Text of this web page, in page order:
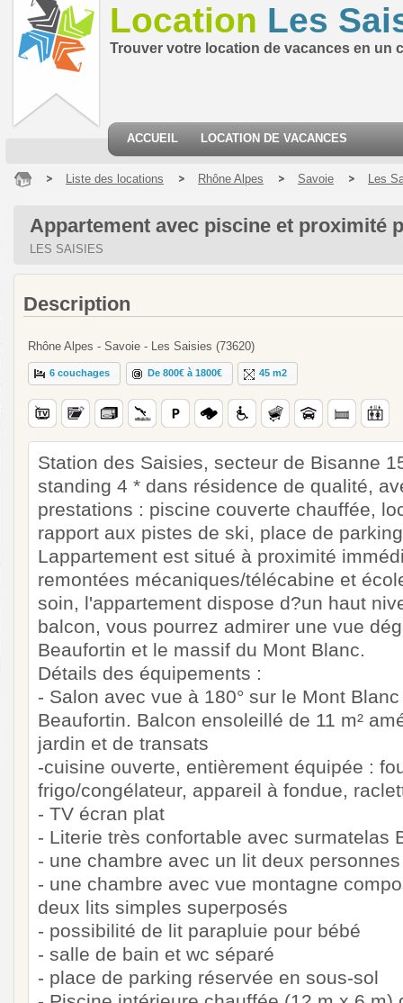
Location Les
Trouver votre location de vacances en un
ACCUEIL LOCATION DE VACANCES
Liste des locations Rhône Alpes Savoie Les
Appartement avec piscine et proximité
LES SAISIES
Description
Rhône Alpes - Savoie - Les Saisies (73620)
6 couchages De 800€ à 1800€ 45 m2
Station des Saisies, secteur de Bisanne
standing 4 * dans résidence de qualité,
prestations : piscine couverte chauffée,
rapport aux pistes de ski, place de
Lappartement est situé à proximité
remontées mécaniques/télécabine et
soin, l'appartement dispose d?un haut
balcon, vous pourrez admirer une vue
Beaufortin et le massif du Mont Blanc.
Détails des équipements :
- Salon avec vue à 180° sur le Mont
Beaufortin. Balcon ensoleillé de 11 m²
jardin et de transats
-cuisine ouverte, entièrement équipée :
frigo/congélateur, appareil à fondue,
- TV écran plat
- Literie très confortable avec surmatelas
- une chambre avec un lit deux
- une chambre avec vue montagne
deux lits simples superposés
- possibilité de lit parapluie pour bébé
- salle de bain et wc séparé
- place de parking réservée en sous-sol